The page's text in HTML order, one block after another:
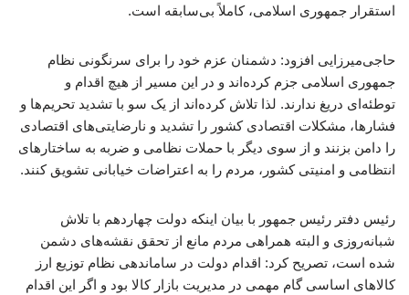
استقرار جمهوری اسلامی، کاملاً بی‌سابقه است.
حاجی‌میرزایی افزود: دشمنان عزم خود را برای سرنگونی نظام
جمهوری اسلامی جزم کرده‌اند و در این مسیر از هیچ اقدام و
توطئه‌ای دریغ ندارند. لذا تلاش کرده‌اند از یک سو با تشدید تحریم‌ها و
فشارها، مشکلات اقتصادی کشور را تشدید و نارضایتی‌های اقتصادی
را دامن بزنند و از سوی دیگر با حملات نظامی و ضربه به ساختارهای
انتظامی و امنیتی کشور، مردم را به اعتراضات خیابانی تشویق کنند.
رئیس دفتر رئیس جمهور با بیان اینکه دولت چهاردهم با تلاش
شبانه‌روزی و البته همراهی مردم مانع از تحقق نقشه‌های دشمن
شده است، تصریح کرد: اقدام دولت در ساماندهی نظام توزیع ارز
کالاهای اساسی گام مهمی در مدیریت بازار کالا بود و اگر این اقدام